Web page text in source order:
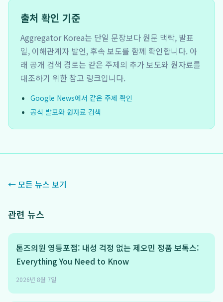
출처 확인 기준
Aggregator Korea는 단일 문장보다 원문 맥락, 발표
일, 이해관계자 발언, 후속 보도를 함께 확인합니다. 아
래 공개 검색 경로는 같은 주제의 추가 보도와 원자료를
대조하기 위한 참고 링크입니다.
Google News에서 같은 주제 확인
공식 발표와 원자료 검색
← 모든 뉴스 보기
관련 뉴스
톤즈의원 영등포점: 내성 걱정 없는 제오민 정품 보톡스:
Everything You Need to Know
2026년 8월 7일